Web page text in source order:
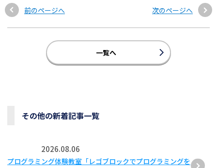
前のページへ 次のページへ
一覧へ
その他の新着記事一覧
2026.08.06
プログラミング体験教室「レゴブロックでプログラミングを